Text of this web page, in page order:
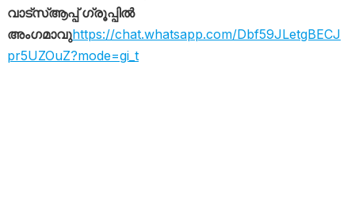
വാട്സ്ആപ്പ് ഗ്രൂപ്പിൽ
അംഗമാവുhttps://chat.whatsapp.com/Dbf59JLetgBECJ
pr5UZOuZ?mode=gi_t